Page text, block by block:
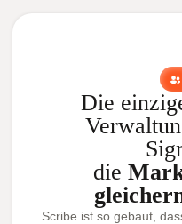
Die
die
Scribe ist so gebaut,